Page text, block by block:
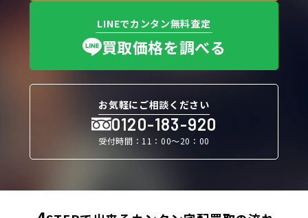
LINEでカンタン無料査定
買取価格を調べる
お気軽にご相談ください
0120-183-920
受付時間：11：00〜20：00